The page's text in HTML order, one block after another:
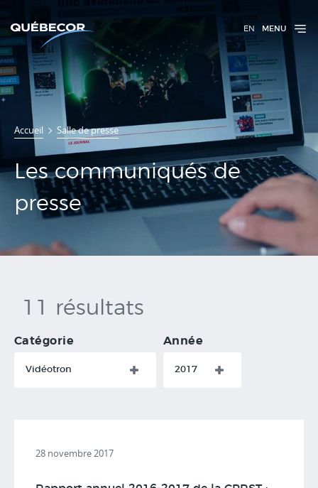
EN MENU
Accueil Salle de presse
Communiqués
de presse
Les communiqués de
presse
11 résultats
Catégorie
Vidéotron
Année
2017
28 novembre 2017